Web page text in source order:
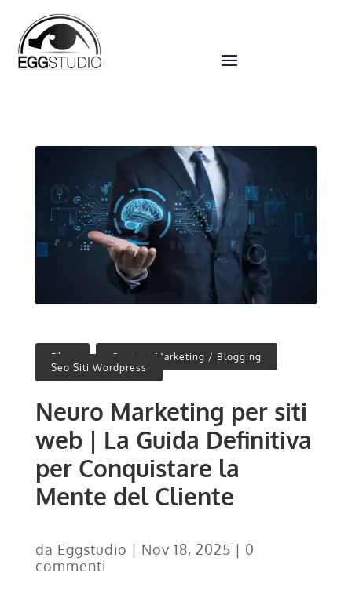
Blog , Content Marketing / Blogging
Seo Siti Wordpress
Neuro Marketing per siti
web | La Guida Definitiva
per Conquistare la
Mente del Cliente
da Eggstudio | Nov 18, 2025 | 0
commenti